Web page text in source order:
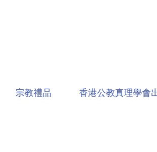
宗教禮品 香港公教真理學會